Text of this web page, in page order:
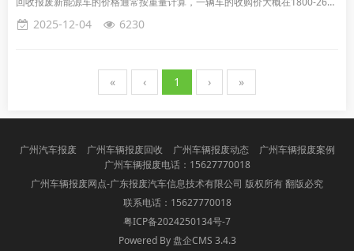
元一吨。报废价格也会有所差异。例如，知名品牌和热门型号的...
2025-12-04 6230
« ‹ 1 › »
广州汽车报废 广州车辆报废回收 广州车辆报废动态
广州车辆报废案例
广州车辆报废电话：15627770018
广州车辆报废网点-广东报废汽车信息技术有限公司 版权所有 翻版必究
联系电话：15627770018
粤ICP备2024250134号-7
Powered By 盘企CMS 3.4.3
盘企CMS